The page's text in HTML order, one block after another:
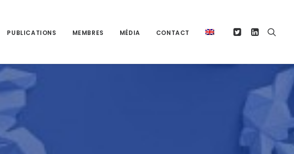
PUBLICATIONS MEMBRES MÉDIA CONTACT